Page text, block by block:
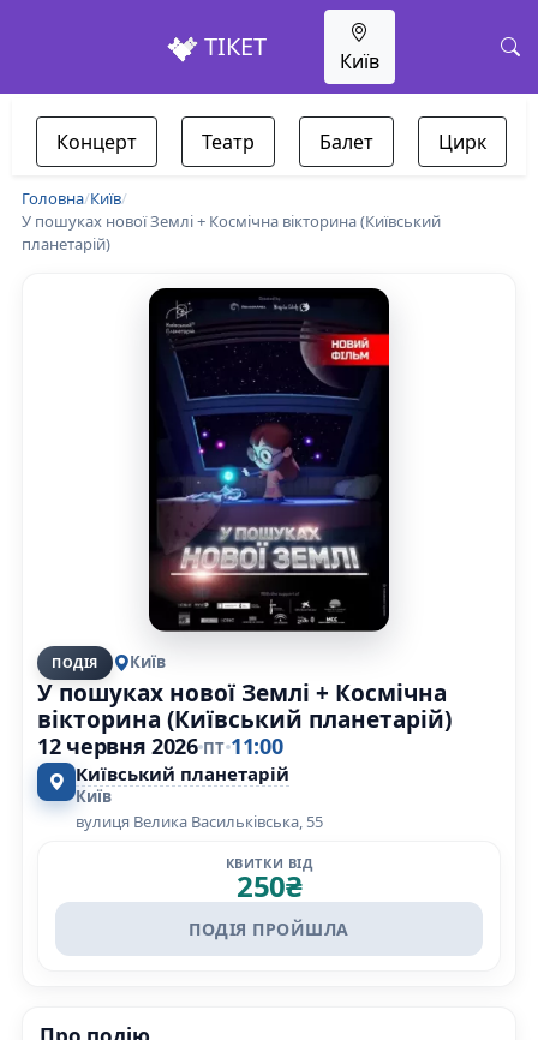
ТІКЕТ Київ
Концерт Театр Балет Цирк
Головна/Київ/
У пошуках нової Землі + Космічна вікторина (Київський
планетарій)
ПОДІЯ Київ
У пошуках нової Землі + Космічна
вікторина (Київський планетарій)
12 червня 2026 ПТ 11:00
Київський планетарій
Київ
вулиця Велика Васильківська, 55
КВИТКИ ВІД
250₴
ПОДІЯ ПРОЙШЛА